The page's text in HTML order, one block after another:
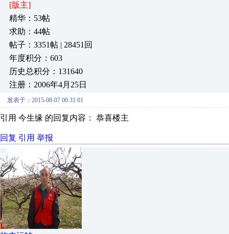
[版主]
精华：53帖
求助：44帖
帖子：3351帖 | 28451回
年度积分：603
历史总积分：131640
注册：2006年4月25日
发表于：2015-08-07 00:31:01
引用 今生缘 的回复内容： 恭喜楼主
回复 引用 举报